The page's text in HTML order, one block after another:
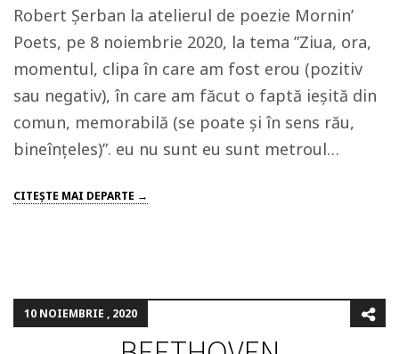
Robert Șerban la atelierul de poezie Mornin’
Poets, pe 8 noiembrie 2020, la tema ”Ziua, ora,
momentul, clipa în care am fost erou (pozitiv
sau negativ), în care am făcut o faptă ieșită din
comun, memorabilă (se poate și în sens rău,
bineînțeles)”. eu nu sunt eu sunt metroul…
CITEŞTE MAI DEPARTE →
10 NOIEMBRIE , 2020